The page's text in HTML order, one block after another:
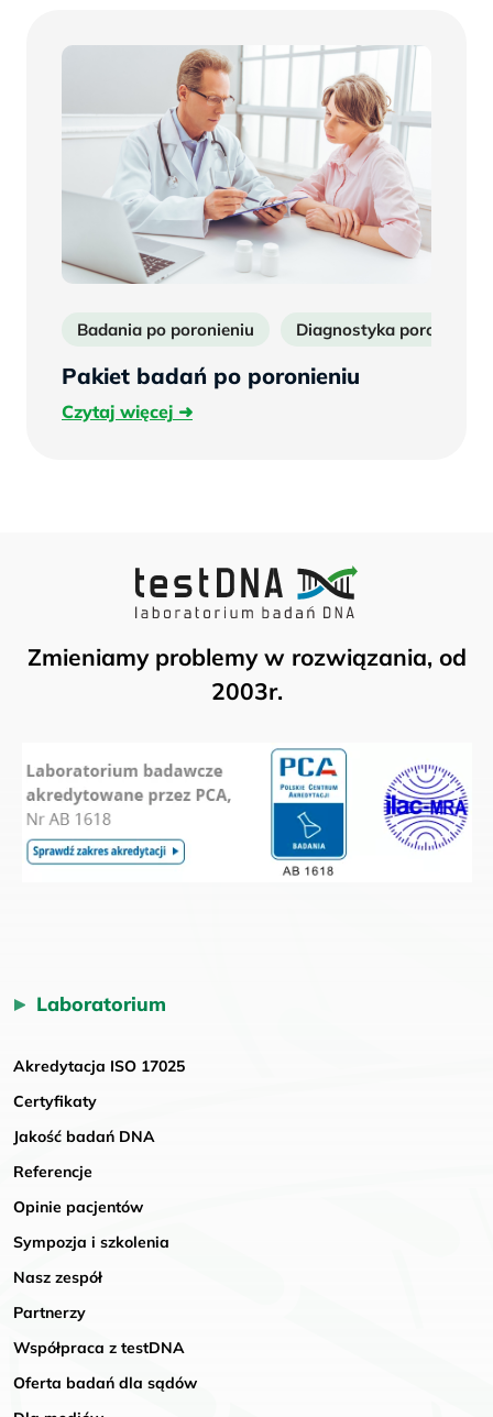
Badania po poronieniu Diagnostyka poronień
Pakiet badań po poronieniu
Czytaj więcejCzytaj
Zmieniamy problemy w rozwiązania, od
2003r.
Laboratorium
Akredytacja ISO 17025
Certyfikaty
Jakość badań DNA
Referencje
Opinie pacjentów
Sympozja i szkolenia
Nasz zespół
Partnerzy
Współpraca z testDNA
Oferta badań dla sądów